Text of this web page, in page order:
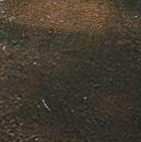
qu'un